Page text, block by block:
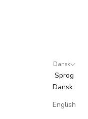
Dansk
Sprog
Dansk
English